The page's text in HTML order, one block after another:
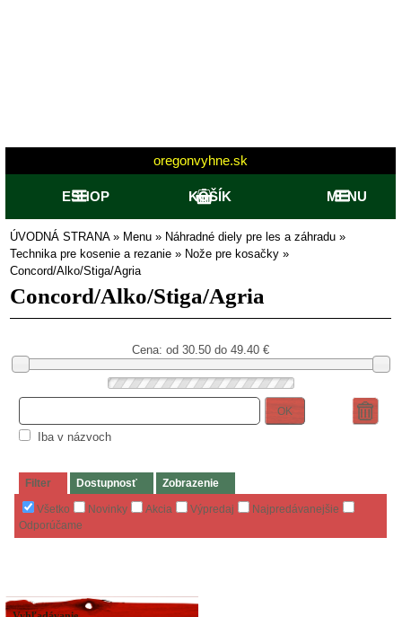
oregonvyhne.sk
ESHOP KOŠÍK MENU
ÚVODNÁ STRANA» Menu » Náhradné diely pre les a záhradu »
Technika pre kosenie a rezanie » Nože pre kosačky »
Concord/Alko/Stiga/Agria
Concord/Alko/Stiga/Agria
Cena: od 30.50 do 49.40€
OK
Iba v názvoch
Filter Dostupnosť Zobrazenie
Všetko Novinky Akcia Výpredaj
Najpredávanejšie
Odporúčame